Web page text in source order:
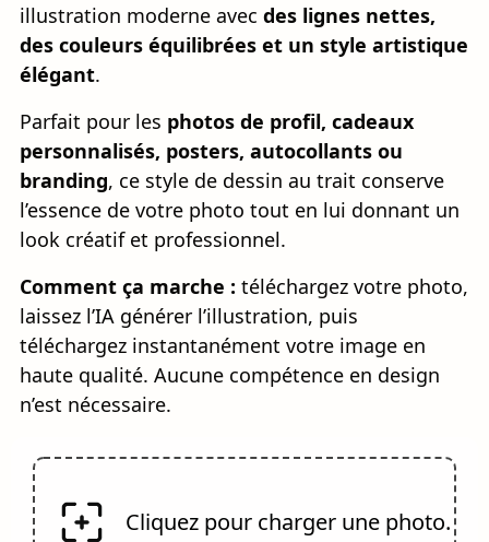
illustration moderne avec des lignes nettes,
des couleurs équilibrées et un style artistique
élégant.
Parfait pour les photos de profil, cadeaux
personnalisés, posters, autocollants ou
branding, ce style de dessin au trait conserve
l’essence de votre photo tout en lui donnant un
look créatif et professionnel.
Comment ça marche : téléchargez votre photo,
laissez l’IA générer l’illustration, puis
téléchargez instantanément votre image en
haute qualité. Aucune compétence en design
n’est nécessaire.
Cliquez pour charger une photo.